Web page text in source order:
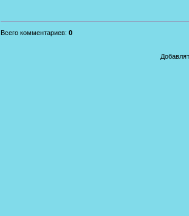
Всего комментариев: 0